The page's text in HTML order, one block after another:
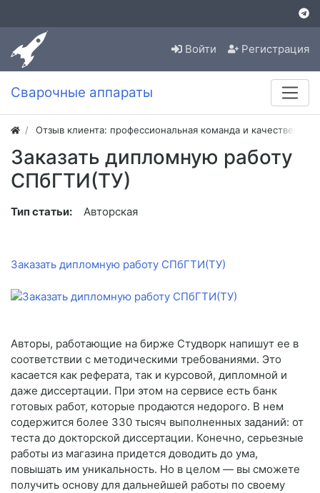
Войти Регистрация
Сварочные аппараты
Отзыв клиента: профессиональная команда и
Заказать дипломную работу
СПбГТИ(ТУ)
Тип статьи: Авторская
Заказать дипломную работу СПбГТИ(ТУ)
Авторы, работающие на бирже Студворк напишут ее в
соответствии с методическими требованиями. Это
касается как реферата, так и курсовой, дипломной и
даже диссертации. При этом на сервисе есть банк
готовых работ, которые продаются недорого. В нем
содержится более 330 тысяч выполненных заданий: от
теста до докторской диссертации. Конечно, серьезные
работы из магазина придется доводить до ума,
повышать им уникальность. Но в целом — вы сможете
получить основу для дальнейшей работы по своему